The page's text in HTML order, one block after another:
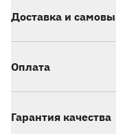
Доставка и
Оплата
Гарантия качества